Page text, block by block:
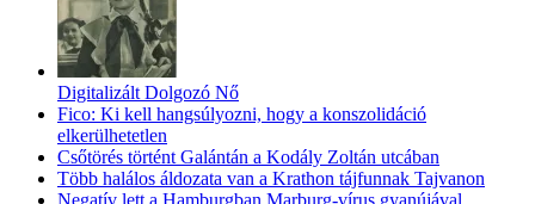
Digitalizált Dolgozó Nő
Fico: Ki kell hangsúlyozni, hogy a konszolidáció
elkerülhetetlen
Csőtörés történt Galántán a Kodály Zoltán utcában
Több halálos áldozata van a Krathon tájfunnak Tajvanon